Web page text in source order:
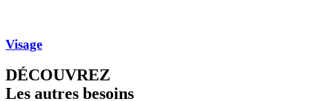
Visage
DÉCOUVREZ
Les autres besoins